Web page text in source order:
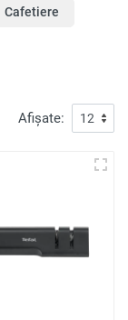
Cafetiere
Afișate: